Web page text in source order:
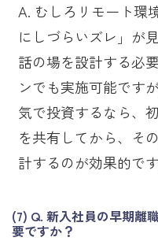
A. むしろリモート環
にしづらいズレ」が
話の場を設計する必
ンでも実施可能です
気で投資するなら、
を共有してから、そ
計するのが効果的です
Q. 新入社員の早期離
要ですか？